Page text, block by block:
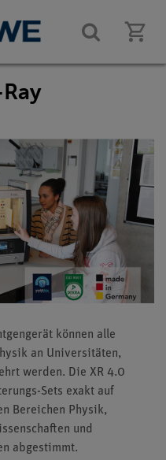
können alle
an Universitäten,
werden. Die XR 4.0
Sets exakt auf
Bereichen Physik,
und
abgestimmt.